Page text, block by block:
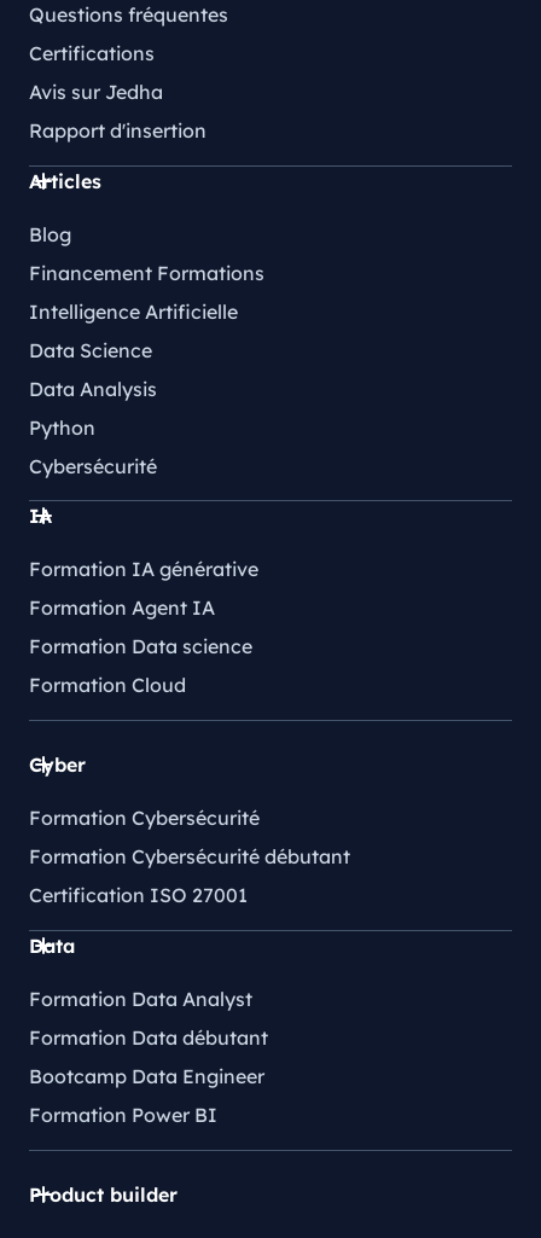
Questions fréquentes
Certifications
Avis sur Jedha
Rapport d'insertion
Articles
Blog
Financement Formations
Intelligence Artificielle
Data Science
Data Analysis
Python
Cybersécurité
IA
Formation IA générative
Formation Agent IA
Formation Data science
Formation Cloud
Cyber
Formation Cybersécurité
Formation Cybersécurité débutant
Certification ISO 27001
Data
Formation Data Analyst
Formation Data débutant
Bootcamp Data Engineer
Formation Power BI
Product builder